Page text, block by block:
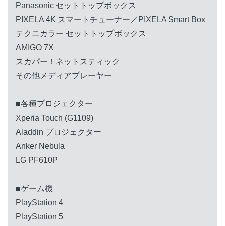
Panasonic セットトップボックス
PIXELA 4K スマートチューナー／PIXELA Smart Box
テクニカラー セットトップボックス
AMIGO 7X
スカパー！ネットスティック
その他メディアプレーヤー
■各種プロジェクター
Xperia Touch (G1109)
Aladdin プロジェクター
Anker Nebula
LG PF610P
■ゲーム機
PlayStation 4
PlayStation 5